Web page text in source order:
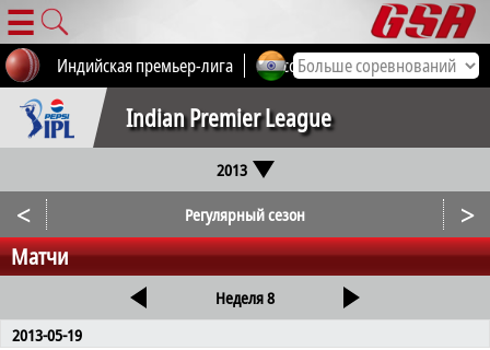
☰
Индийская премьер-лига Все соревнования
Indian Premier League
2013
< Регулярный сезон >
Матчи
Неделя 8
2013-05-19